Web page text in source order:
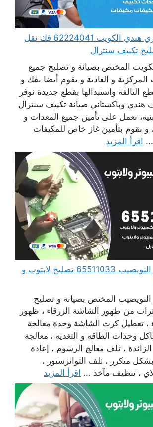
فني تكييف مركزي هندي الكويت 62224041 فك نقل
تكييف سنترال
المختص بصيانة و تصليح جميع
و العادية و يقوم أيضا بفك و
التالفة واستبدالها بقطع جديدة نوفر
هندي وباكستاني صيانة تكييف سنترال
نعمل على تأمين جميع المعدات و
، و نقوم بتأمين غاز خاص للمكيفات
اقرأ المزيد
مهندس كمبيوتر النويصيب 65511033 تصليح لابتوب و
المختص بصيانة و تصليح
من ظهور الشاشة الزرقاء ، ظهور
، تعطيل كرت الشاشة وحدة معالجة
وحدات الطاقة و التغذية ، معالجة
، تلف معالج الرسوم ، إعادة
متكرر ، تلف التوانزستور ،
، تنظيف مآخذ ... اقرأ المزيد